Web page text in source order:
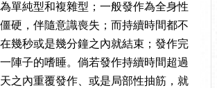
單純型和複雜型；一般發作為全身性
硬，伴隨意識喪失；而持續時間都不
幾秒或是幾分鐘之內就結束；發作完
陣子的嗜睡。倘若發作持續時間超過
之內重覆發作、或是局部性抽筋，就